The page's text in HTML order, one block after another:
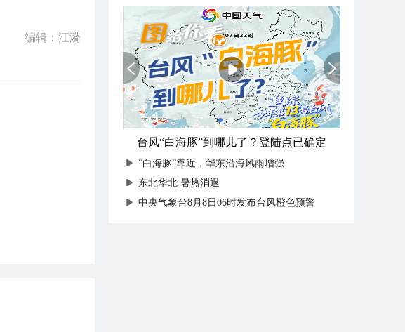
编辑：江漪
台风“白海豚”到哪儿了？登陆点已确定
“白海豚”靠近，华东沿海风雨增强
​东北华北 暑热消退
中央气象台8月8日06时发布台风橙色预警